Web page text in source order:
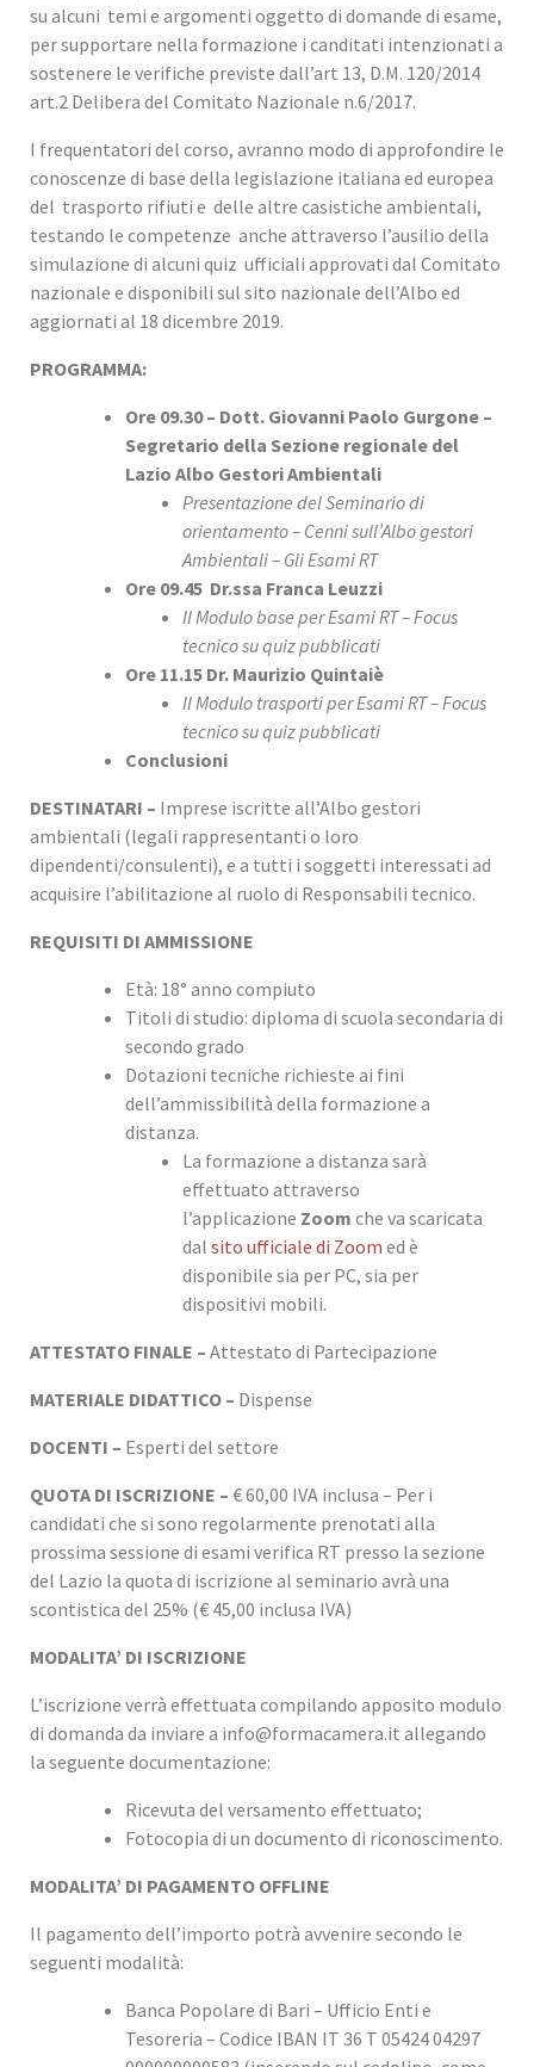
su alcuni temi e argomenti oggetto di domande di esame,
per supportare nella formazione i canditati intenzionati a
sostenere le verifiche previste dall’art 13, D.M. 120/2014
art.2 Delibera del Comitato Nazionale n.6/2017.
I frequentatori del corso, avranno modo di approfondire le
conoscenze di base della legislazione italiana ed europea
del trasporto rifiuti e delle altre casistiche ambientali,
testando le competenze anche attraverso l’ausilio della
simulazione di alcuni quiz ufficiali approvati dal Comitato
nazionale e disponibili sul sito nazionale dell’Albo ed
aggiornati al 18 dicembre 2019.
PROGRAMMA:
Ore 09.30 – Dott. Giovanni Paolo Gurgone –
Segretario della Sezione regionale del
Lazio Albo Gestori Ambientali
Presentazione del Seminario di
orientamento – Cenni sull’Albo gestori
Ambientali – Gli Esami RT
Ore 09.45 Dr.ssa Franca Leuzzi
Il Modulo base per Esami RT – Focus
tecnico su quiz pubblicati
Ore 11.15 Dr. Maurizio Quintaiè
Il Modulo trasporti per Esami RT – Focus
tecnico su quiz pubblicati
Conclusioni
DESTINATARI – Imprese iscritte all’Albo gestori
ambientali (legali rappresentanti o loro
dipendenti/consulenti), e a tutti i soggetti interessati ad
acquisire l’abilitazione al ruolo di Responsabili tecnico.
REQUISITI DI AMMISSIONE
Età: 18° anno compiuto
Titoli di studio: diploma di scuola secondaria di
secondo grado
Dotazioni tecniche richieste ai fini
dell’ammissibilità della formazione a
distanza.
La formazione a distanza sarà
effettuato attraverso
l’applicazione Zoom che va scaricata
dal sito ufficiale di Zoom ed è
disponibile sia per PC, sia per
dispositivi mobili.
ATTESTATO FINALE – Attestato di Partecipazione
MATERIALE DIDATTICO – Dispense
DOCENTI – Esperti del settore
QUOTA DI ISCRIZIONE – € 60,00 IVA inclusa – Per i
candidati che si sono regolarmente prenotati alla
prossima sessione di esami verifica RT presso la sezione
del Lazio la quota di iscrizione al seminario avrà una
scontistica del 25% (€ 45,00 inclusa IVA)
MODALITA’ DI ISCRIZIONE
L’iscrizione verrà effettuata compilando apposito modulo
di domanda da inviare a info@formacamera.it allegando
la seguente documentazione:
Ricevuta del versamento effettuato;
Fotocopia di un documento di riconoscimento.
MODALITA’ DI PAGAMENTO OFFLINE
Il pagamento dell’importo potrà avvenire secondo le
seguenti modalità:
Banca Popolare di Bari – Ufficio Enti e
Tesoreria – Codice IBAN IT 36 T 05424 04297